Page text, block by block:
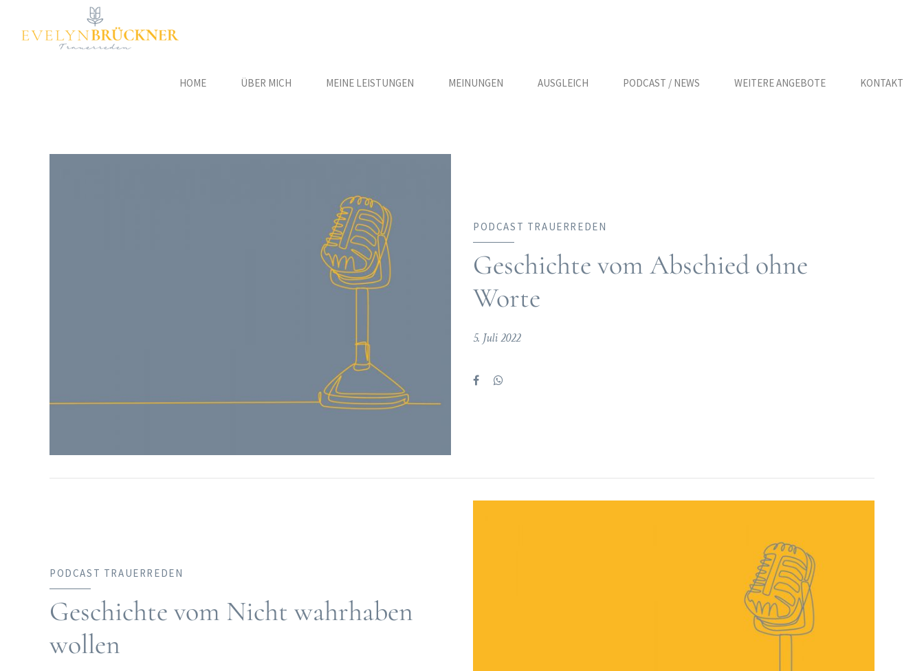
HOME ÜBER MICH MEINE LEISTUNGEN MEINUNGEN AUSGLEICH PODCAST / NEWS WEITERE ANGEBOTE KONTAKT
PODCAST TRAUERREDEN
Geschichte vom Abschied ohne
Worte
5. Juli 2022
PODCAST TRAUERREDEN
Geschichte vom Nicht wahrhaben
wollen